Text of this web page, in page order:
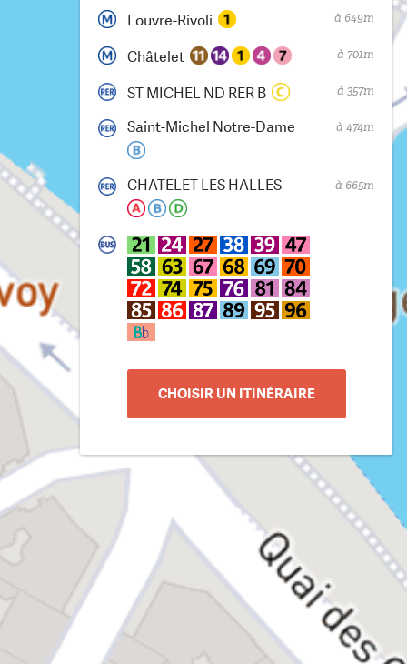
Louvre-Rivoli à 649m
Châtelet à 701m
ST MICHEL ND RER B à 357m
Saint-Michel Notre-Dame à 474m
CHATELET LES HALLES à 665m
CHOISIR UN ITINÉRAIRE